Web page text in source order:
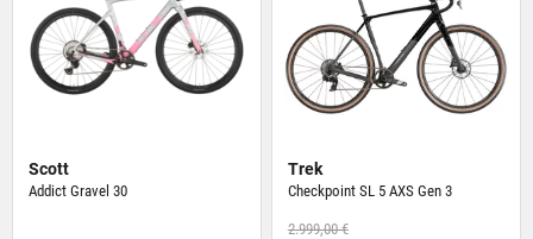
Scott
Addict Gravel 30
Trek
Checkpoint SL 5 AXS Gen 3
2.999,00 €